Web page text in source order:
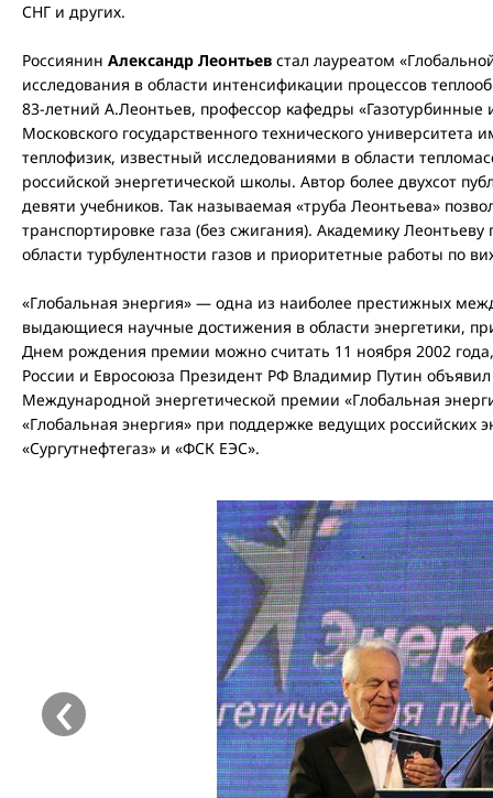
СНГ и других.
Россиянин Александр Леонтьев стал лауреатом
исследования в области интенсификации процессов
83-летний А.Леонтьев, профессор кафедры «Газотурбинные
Московского государственного технического
теплофизик, известный исследованиями в области
российской энергетической школы. Автор более двухсот
девяти учебников. Так называемая «труба Леонтьева»
транспортировке газа (без сжигания). Академику
области турбулентности газов и приоритетные работы по
«Глобальная энергия» — одна из наиболее престижных
выдающиеся научные достижения в области энергетики,
Днем рождения премии можно считать 11 ноября 2002
России и Евросоюза Президент РФ Владимир Путин
Международной энергетической премии «Глобальная
«Глобальная энергия» при поддержке ведущих российских
«Сургутнефтегаз» и «ФСК ЕЭС».
‹